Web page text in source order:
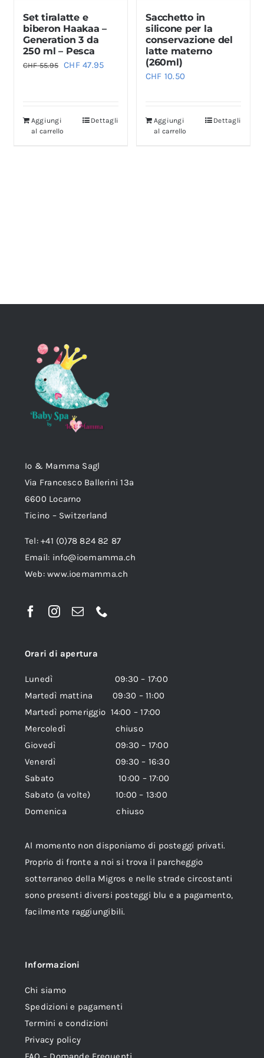
del
prodotto
Set tiralatte e
biberon Haakaa –
Generation 3 da
250 ml – Pesca
CHF55.95 Il
CHF47.95Il
Aggiungi
al carrello
Dettagli
Sacchetto in
silicone per la
conservazione del
latte materno
(260ml)
CHF 10.50
Aggiungi
al carrello
Dettagli
Io & Mamma Sagl
Via Francesco Ballerini 13a
6600 Locarno
Ticino – Switzerland
Tel: +41 (0)78 824 82 87
Email: info@ioemamma.ch
Web:www.ioemamma.ch
Orari di apertura
Lunedì 09:30 – 17:00
Martedì mattina 09:30 – 11:00
Martedì pomeriggio 14:00 – 17:00
Mercoledì chiuso
Giovedì 09:30 – 17:00
Venerdì 09:30 – 16:30
Sabato 10:00 – 17:00
Sabato (a volte) 10:00 – 13:00
Domenica chiuso
Al momento non disponiamo di posteggi privati.
Proprio di fronte a noi si trova il parcheggio
sotterraneo della Migros e nelle strade circostanti
sono presenti diversi posteggi blu e a pagamento,
facilmente raggiungibili.
Informazioni
Chi siamo
Spedizioni e pagamenti
Termini e condizioni
Privacy policy